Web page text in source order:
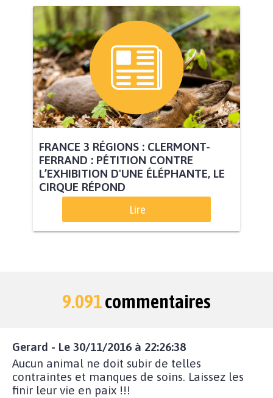
FRANCE 3 RÉGIONS : CLERMONT-
FERRAND : PÉTITION CONTRE
L’EXHIBITION D'UNE ÉLÉPHANTE, LE
CIRQUE RÉPOND
Lire
9.091commentaires
Gerard - Le 30/11/2016 à 22:26:38
Aucun animal ne doit subir de telles
contraintes et manques de soins. Laissez les
finir leur vie en paix !!!